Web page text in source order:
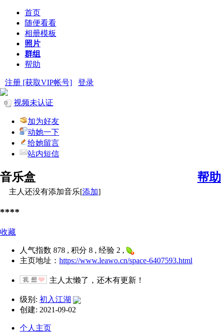
首页
随便看看
相册模板
照片
群组
帮助
注册 [获取VIP帐号] 登录
视频未认证
加为好友
动她一下
给她留言
站内短信
帮助
音乐盒
主人还没有添加音乐[添加]
****
收藏
人气指数 878 , 积分 8 , 经验 2 ,
主页地址： https://www.leawo.cn/space-6407593.html
主人太懒了，还木有更新！
级别: 初入江湖
创建: 2021-09-02
个人主页